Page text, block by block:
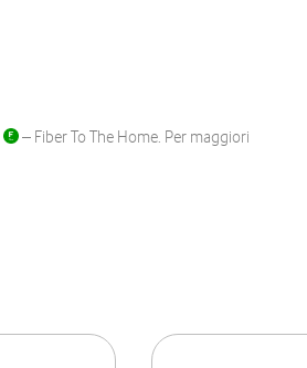
– Fiber To The Home. Per maggiori